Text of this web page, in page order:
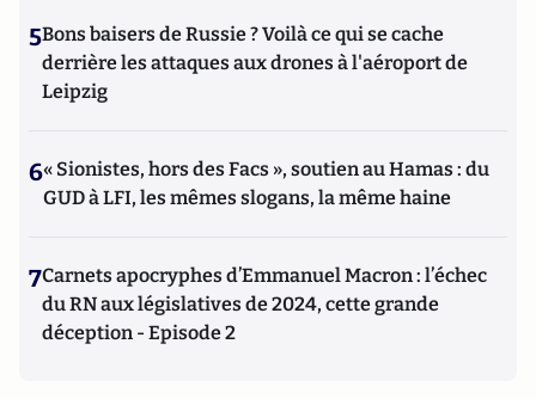
5Bons baisers de Russie ? Voilà ce qui se cache
derrière les attaques aux drones à l'aéroport de
Leipzig
6« Sionistes, hors des Facs », soutien au Hamas : du
GUD à LFI, les mêmes slogans, la même haine
7Carnets apocryphes d’Emmanuel Macron : l’échec
du RN aux législatives de 2024, cette grande
déception - Episode 2